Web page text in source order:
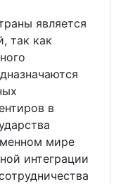
является
так как
в
мире
интеграции